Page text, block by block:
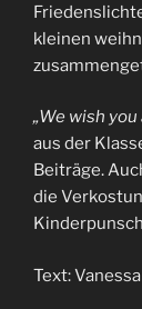
kleinen
„We wish
aus der
Beiträge.
die
Text: